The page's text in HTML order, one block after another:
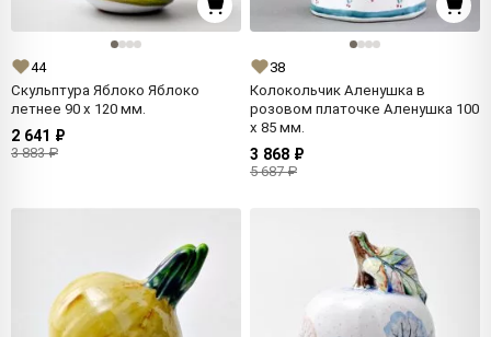
44
Скульптура Яблоко Яблоко
летнее 90 x 120 мм.
2 641 ₽
3 883 ₽
38
Колокольчик Аленушка в
розовом платочке Аленушка 100
x 85 мм.
3 868 ₽
5 687 ₽